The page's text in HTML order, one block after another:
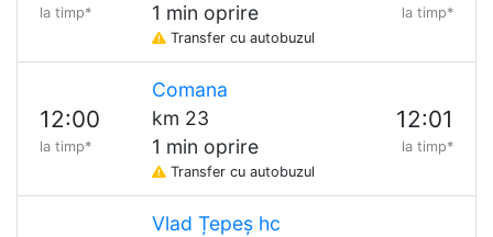
la timp*
1 min oprire
Transfer cu autobuzul
la timp*
12:00
la timp*
Comana
km 23
1 min oprire
Transfer cu autobuzul
12:01
la timp*
Vlad Țepeș hc